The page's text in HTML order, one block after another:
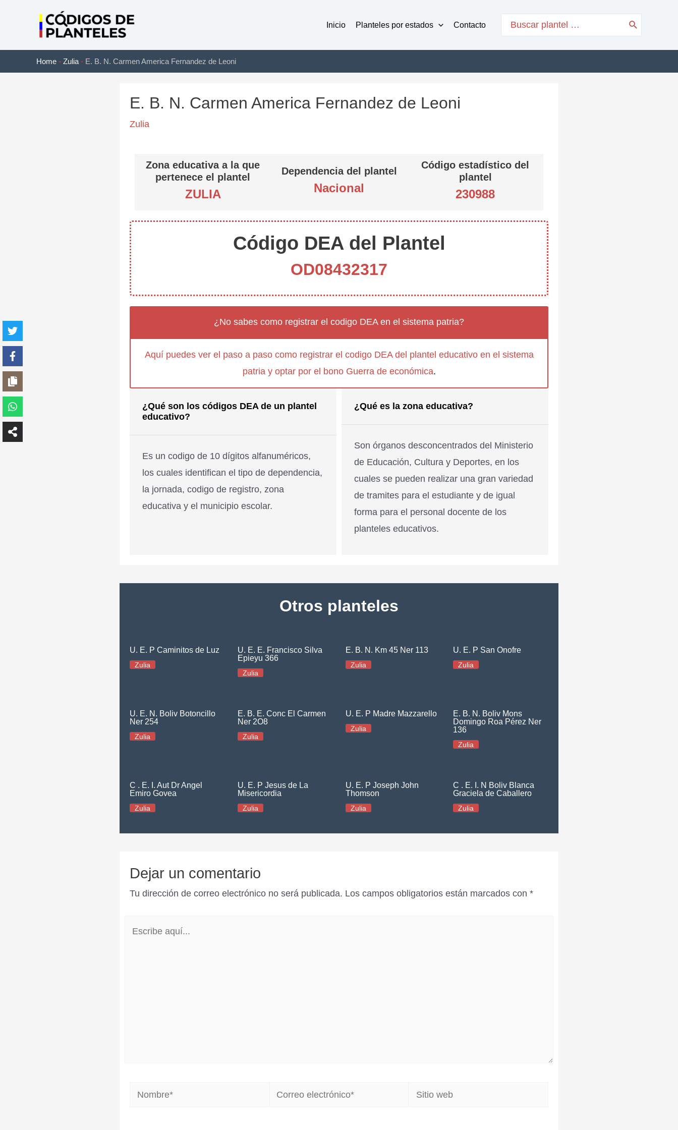
Inicio Planteles por estados Contacto
for:
Home - Zulia - E. B. N. Carmen America Fernandez de Leoni
E. B. N. Carmen America Fernandez de Leoni
Zulia
Zona educativa a la que
pertenece el plantel
ZULIA
Dependencia del plantel
Nacional
Código estadístico del
plantel
230988
Código DEA del Plantel
OD08432317
¿No sabes como registrar el codigo DEA en el sistema patria?
Aquí puedes ver el paso a paso como registrar el codigo DEA del plantel educativo en el sistema
patria y optar por el bono Guerra de económica.
¿Qué son los códigos DEA de un plantel
educativo?
Es un codigo de 10 dígitos alfanuméricos,
los cuales identifican el tipo de dependencia,
la jornada, codigo de registro, zona
educativa y el municipio escolar.
¿Qué es la zona educativa?
Son órganos desconcentrados del Ministerio
de Educación, Cultura y Deportes, en los
cuales se pueden realizar una gran variedad
de tramites para el estudiante y de igual
forma para el personal docente de los
planteles educativos.
Otros planteles
U. E. P Caminitos de Luz
Zulia
U. E. E. Francisco Silva
Epieyu 366
Zulia
E. B. N. Km 45 Ner 113
Zulia
U. E. P San Onofre
Zulia
U. E. N. Boliv Botoncillo
Ner 254
Zulia
E. B. E. Conc El Carmen
Ner 2O8
Zulia
U. E. P Madre Mazzarello
Zulia
E. B. N. Boliv Mons
Domingo Roa Pérez Ner
136
Zulia
C . E. I. Aut Dr Angel
Emiro Govea
Zulia
U. E. P Jesus de La
Misericordia
Zulia
U. E. P Joseph John
Thomson
Zulia
C . E. I. N Boliv Blanca
Graciela de Caballero
Zulia
Dejar un comentario
Tu dirección de correo electrónico no será publicada. Los campos obligatorios están marcados con *
Nombre*
Correo
Sitio